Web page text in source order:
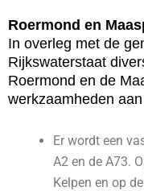
Roermond en
In overleg met de
Rijkswaterstaat
Roermond en de
werkzaamheden
Er wordt een
A2 en de A73.
Kelpen en op